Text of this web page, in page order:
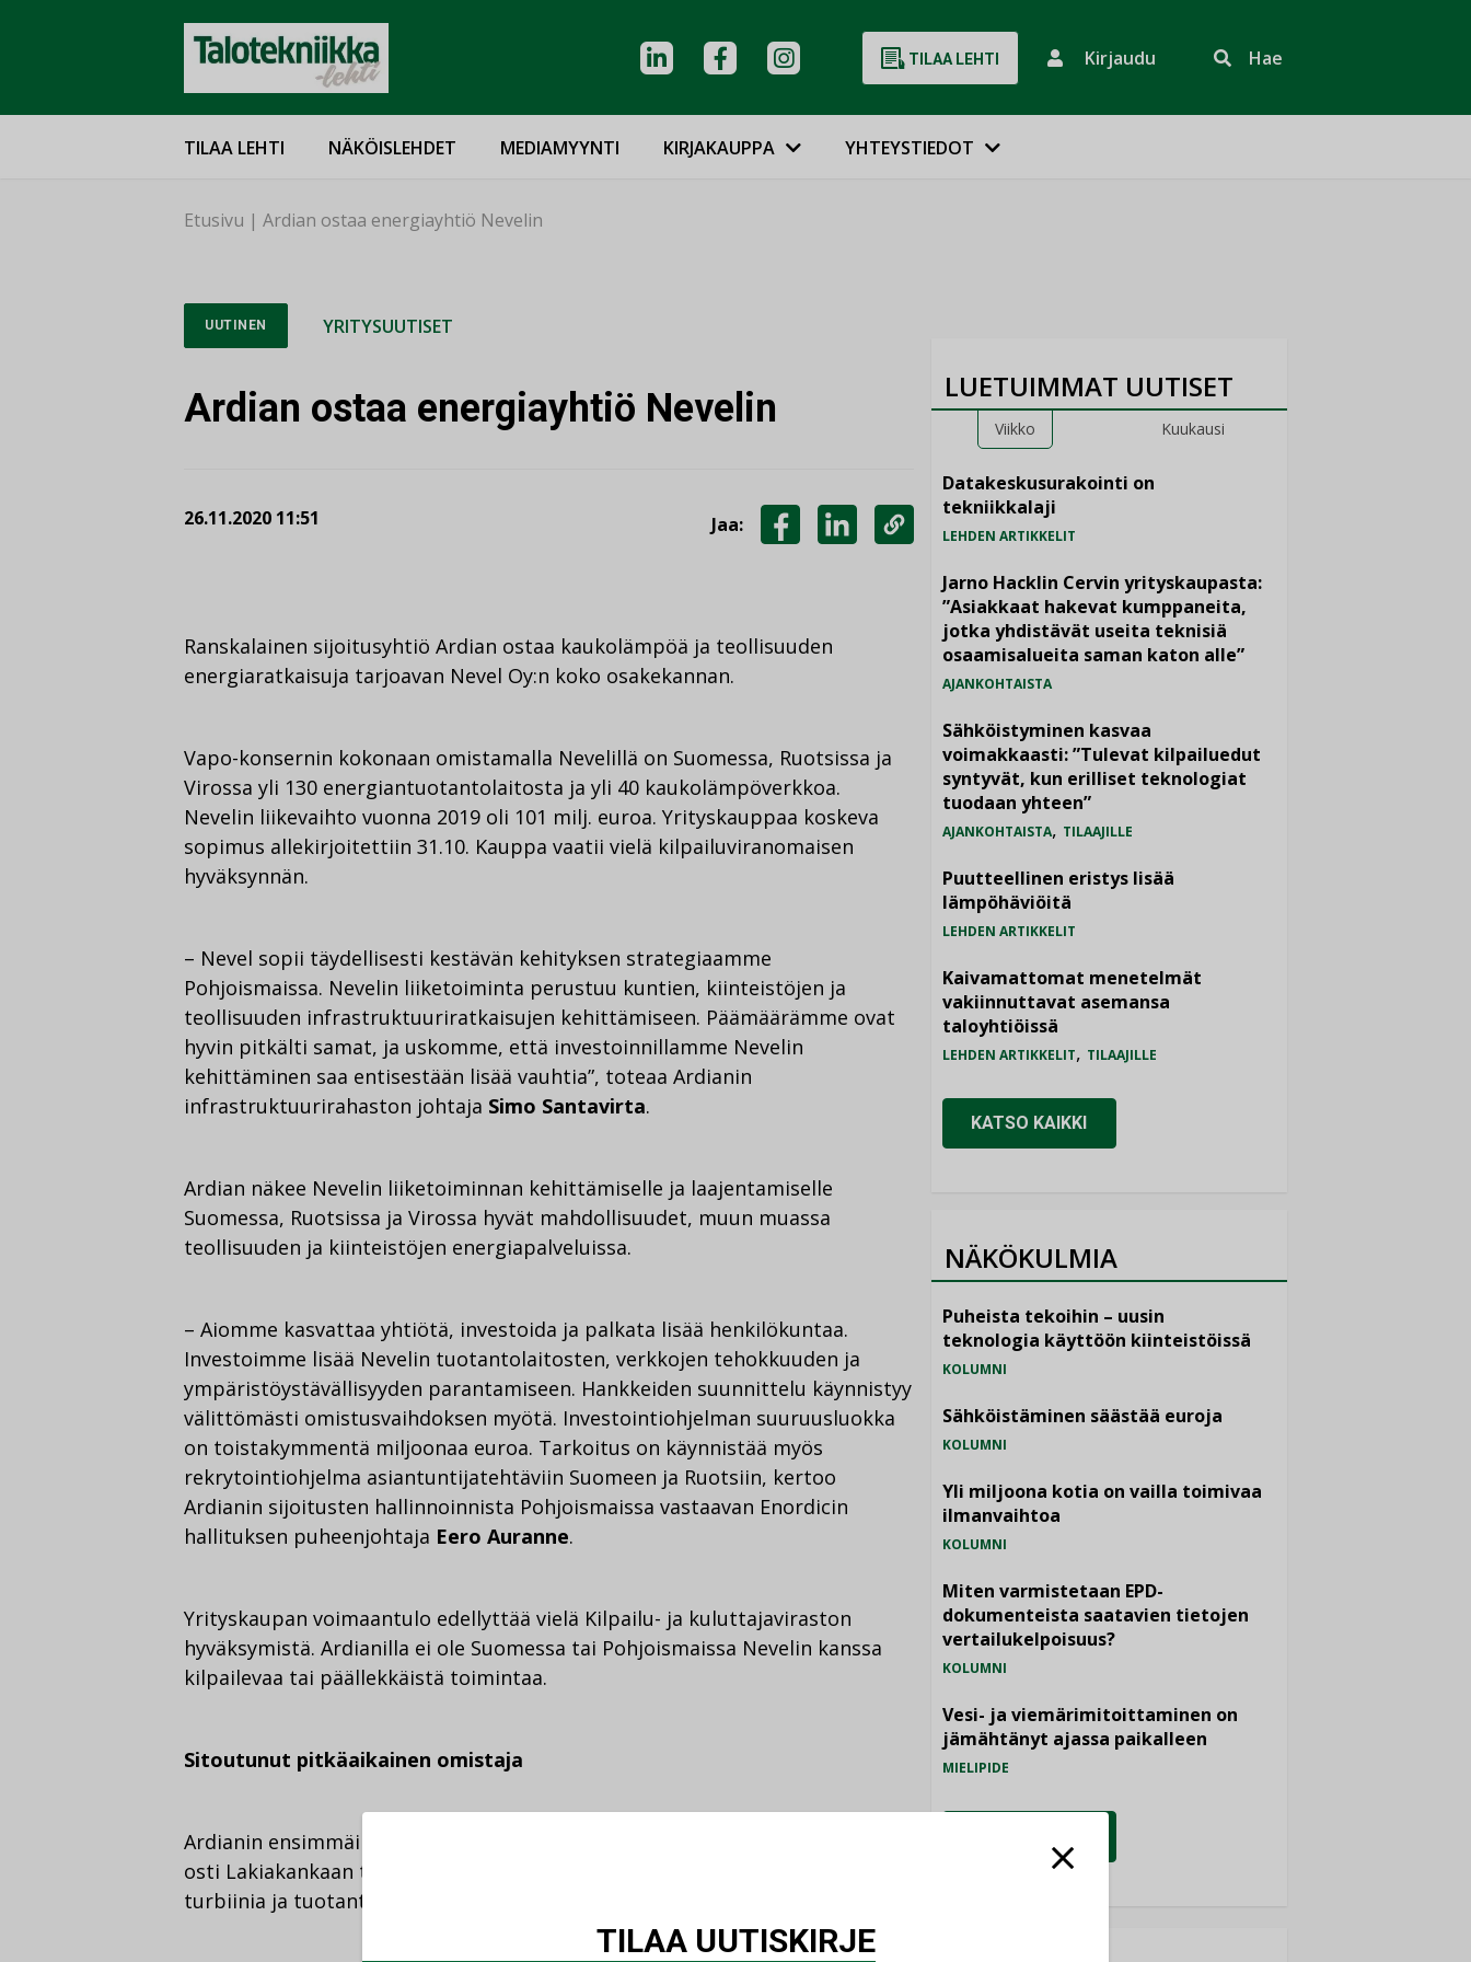
TILAA LEHTI Kirjaudu Hae
TILAA LEHTI NÄKÖISLEHDET MEDIAMYYNTI KIRJAKAUPPA YHTEYSTIEDOT
Etusivu | Ardian ostaa energiayhtiö Nevelin
UUTINEN YRITYSUUTISET
Ardian ostaa energiayhtiö Nevelin
26.11.2020 11:51 Jaa:
LINKEDINISSÄ
LINKKI
Ranskalainen sijoitusyhtiö Ardian ostaa kaukolämpöä ja teollisuuden
energiaratkaisuja tarjoavan Nevel Oy:n koko osakekannan.
Vapo-konsernin kokonaan omistamalla Nevelillä on Suomessa, Ruotsissa ja
Virossa yli 130 energiantuotantolaitosta ja yli 40 kaukolämpöverkkoa.
Nevelin liikevaihto vuonna 2019 oli 101 milj. euroa. Yrityskauppaa koskeva
sopimus allekirjoitettiin 31.10. Kauppa vaatii vielä kilpailuviranomaisen
hyväksynnän.
– Nevel sopii täydellisesti kestävän kehityksen strategiaamme
Pohjoismaissa. Nevelin liiketoiminta perustuu kuntien, kiinteistöjen ja
teollisuuden infrastruktuuriratkaisujen kehittämiseen. Päämäärämme ovat
hyvin pitkälti samat, ja uskomme, että investoinnillamme Nevelin
kehittäminen saa entisestään lisää vauhtia”, toteaa Ardianin
infrastruktuurirahaston johtaja Simo Santavirta.
Ardian näkee Nevelin liiketoiminnan kehittämiselle ja laajentamiselle
Suomessa, Ruotsissa ja Virossa hyvät mahdollisuudet, muun muassa
teollisuuden ja kiinteistöjen energiapalveluissa.
– Aiomme kasvattaa yhtiötä, investoida ja palkata lisää henkilökuntaa.
Investoimme lisää Nevelin tuotantolaitosten, verkkojen tehokkuuden ja
ympäristöystävällisyyden parantamiseen. Hankkeiden suunnittelu käynnistyy
välittömästi omistusvaihdoksen myötä. Investointiohjelman suuruusluokka
on toistakymmentä miljoonaa euroa. Tarkoitus on käynnistää myös
rekrytointiohjelma asiantuntijatehtäviin Suomeen ja Ruotsiin, kertoo
Ardianin sijoitusten hallinnoinnista Pohjoismaissa vastaavan Enordicin
hallituksen puheenjohtaja Eero Auranne.
Yrityskaupan voimaantulo edellyttää vielä Kilpailu- ja kuluttajaviraston
hyväksymistä. Ardianilla ei ole Suomessa tai Pohjoismaissa Nevelin kanssa
kilpailevaa tai päällekkäistä toimintaa.
Sitoutunut pitkäaikainen omistaja
Ardianin ensimmäinen sijoitus Suomeen tapahtui maaliskuussa 2020, kun se
osti Lakiakankaan tuulipuiston Isojoella. Tuulipuistossa on tällä hetkellä 14
turbiinia ja tuotantokapasiteetti on 57 MW.
LUETUIMMAT UUTISET
Viikko Kuukausi
Datakeskusurakointi on
tekniikkalaji
LEHDEN ARTIKKELIT
Jarno Hacklin Cervin yrityskaupasta:
”Asiakkaat hakevat kumppaneita,
jotka yhdistävät useita teknisiä
osaamisalueita saman katon alle”
AJANKOHTAISTA
Sähköistyminen kasvaa
voimakkaasti: ”Tulevat kilpailuedut
syntyvät, kun erilliset teknologiat
tuodaan yhteen”
AJANKOHTAISTA, TILAAJILLE
Puutteellinen eristys lisää
lämpöhäviöitä
LEHDEN ARTIKKELIT
Kaivamattomat menetelmät
vakiinnuttavat asemansa
taloyhtiöissä
LEHDEN ARTIKKELIT, TILAAJILLE
KATSO KAIKKI
NÄKÖKULMIA
Puheista tekoihin – uusin
teknologia käyttöön kiinteistöissä
KOLUMNI
Sähköistäminen säästää euroja
KOLUMNI
Yli miljoona kotia on vailla toimivaa
ilmanvaihtoa
KOLUMNI
Miten varmistetaan EPD-
dokumenteista saatavien tietojen
vertailukelpoisuus?
KOLUMNI
Vesi- ja viemärimitoittaminen on
jämähtänyt ajassa paikalleen
MIELIPIDE
TILAA UUTISKIRJE